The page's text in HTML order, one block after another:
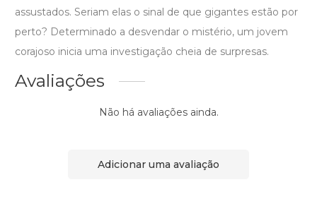
assustados. Seriam elas o sinal de que gigantes estão por
perto? Determinado a desvendar o mistério, um jovem
corajoso inicia uma investigação cheia de surpresas.
Avaliações
Não há avaliações ainda.
Adicionar uma avaliação